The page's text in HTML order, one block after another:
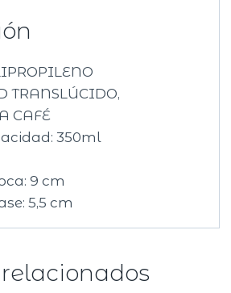
TRANSLÚCIDO,
CAFÉ
350ml
9 cm
5,5 cm